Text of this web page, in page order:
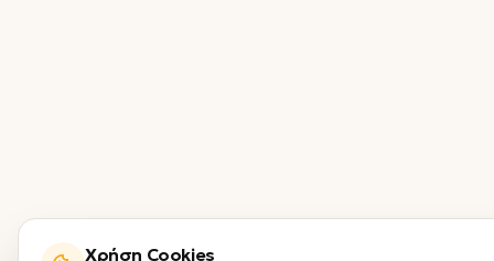
Χρήση Cookies